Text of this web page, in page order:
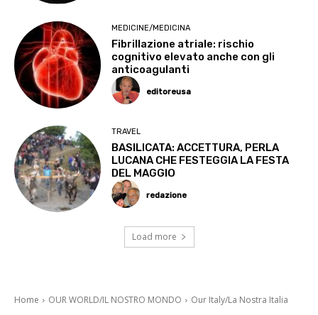
MEDICINE/MEDICINA
Fibrillazione atriale: rischio
cognitivo elevato anche con gli
anticoagulanti
editoreusa
TRAVEL
BASILICATA: ACCETTURA, PERLA
LUCANA CHE FESTEGGIA LA FESTA
DEL MAGGIO
redazione
Load more